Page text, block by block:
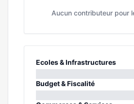
Aucun contributeur pour
Ecoles & Infrastructures
0%
Budget & Fiscalité